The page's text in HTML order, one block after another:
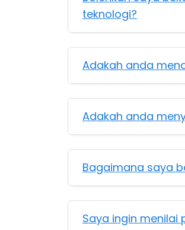
teknologi?
Adakah anda
Adakah anda
Bagaimana saya
Saya ingin menilai